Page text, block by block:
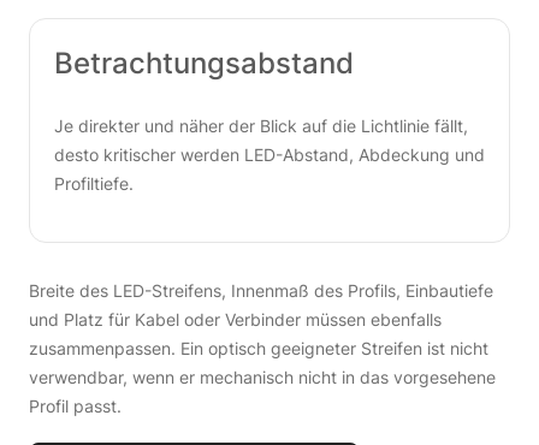
Betrachtungsabstand
Je direkter und näher der Blick auf die Lichtlinie fällt,
desto kritischer werden LED-Abstand, Abdeckung und
Profiltiefe.
Breite des LED-Streifens, Innenmaß des Profils, Einbautiefe
und Platz für Kabel oder Verbinder müssen ebenfalls
zusammenpassen. Ein optisch geeigneter Streifen ist nicht
verwendbar, wenn er mechanisch nicht in das vorgesehene
Profil passt.